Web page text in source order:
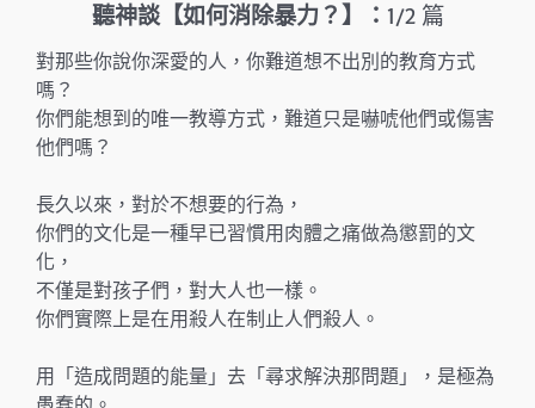
聽神談【如何消除暴力？】： 1/2 篇
對那些你說你深愛的人，你難道想不出別的教育方式
嗎？
你們能想到的唯一教導方式，難道只是嚇唬他們或傷害
他們嗎？
長久以來，對於不想要的行為，
你們的文化是一種早已習慣用肉體之痛做為懲罰的文
化，
不僅是對孩子們，對大人也一樣。
你們實際上是在用殺人在制止人們殺人。
用「造成問題的能量」去「尋求解決那問題」，是極為